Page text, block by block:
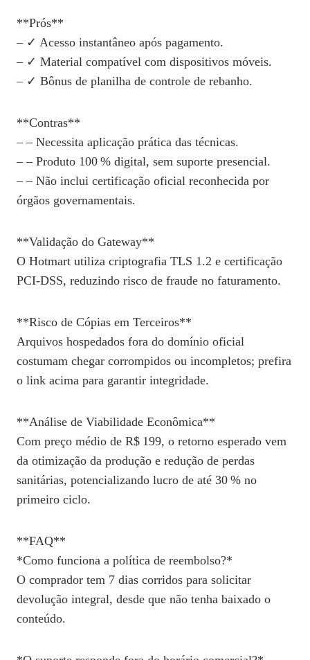
**Prós**
– ✓ Acesso instantâneo após pagamento.
– ✓ Material compatível com dispositivos móveis.
– ✓ Bônus de planilha de controle de rebanho.
**Contras**
– – Necessita aplicação prática das técnicas.
– – Produto 100 % digital, sem suporte presencial.
– – Não inclui certificação oficial reconhecida por
órgãos governamentais.
**Validação do Gateway**
O Hotmart utiliza criptografia TLS 1.2 e certificação
PCI‑DSS, reduzindo risco de fraude no faturamento.
**Risco de Cópias em Terceiros**
Arquivos hospedados fora do domínio oficial
costumam chegar corrompidos ou incompletos; prefira
o link acima para garantir integridade.
**Análise de Viabilidade Econômica**
Com preço médio de R$ 199, o retorno esperado vem
da otimização da produção e redução de perdas
sanitárias, potencializando lucro de até 30 % no
primeiro ciclo.
**FAQ**
*Como funciona a política de reembolso?*
O comprador tem 7 dias corridos para solicitar
devolução integral, desde que não tenha baixado o
conteúdo.